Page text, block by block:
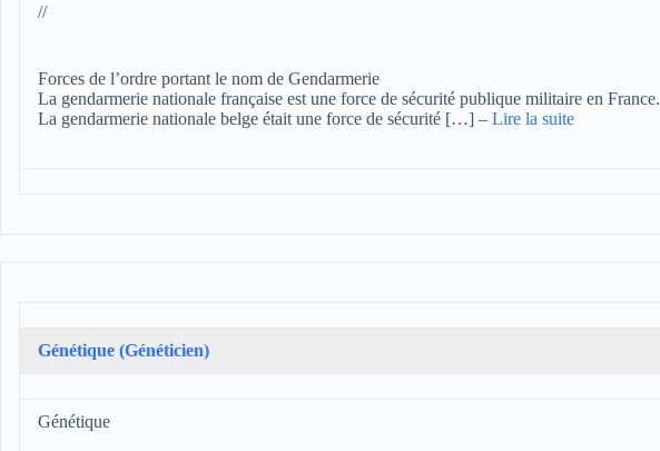
//
Forces de l’ordre portant le nom de Gendarmerie
La gendarmerie nationale française est une force de sécurité publique militaire en France.
La gendarmerie nationale belge était une force de sécurité […] – Lire la suite
Génétique (Généticien)
Génétique